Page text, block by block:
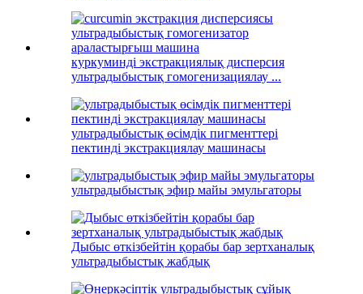
куркуминді экстракциялық дисперсия
ультрадыбыстық гомогенизациялау ...
ультрадыбыстық өсімдік пигменттері
пектинді экстракциялау машинасы
ультрадыбыстық эфир майы эмульгаторы
Дыбыс өткізбейтін қорабы бар зертханалық
ультрадыбыстық жабдық